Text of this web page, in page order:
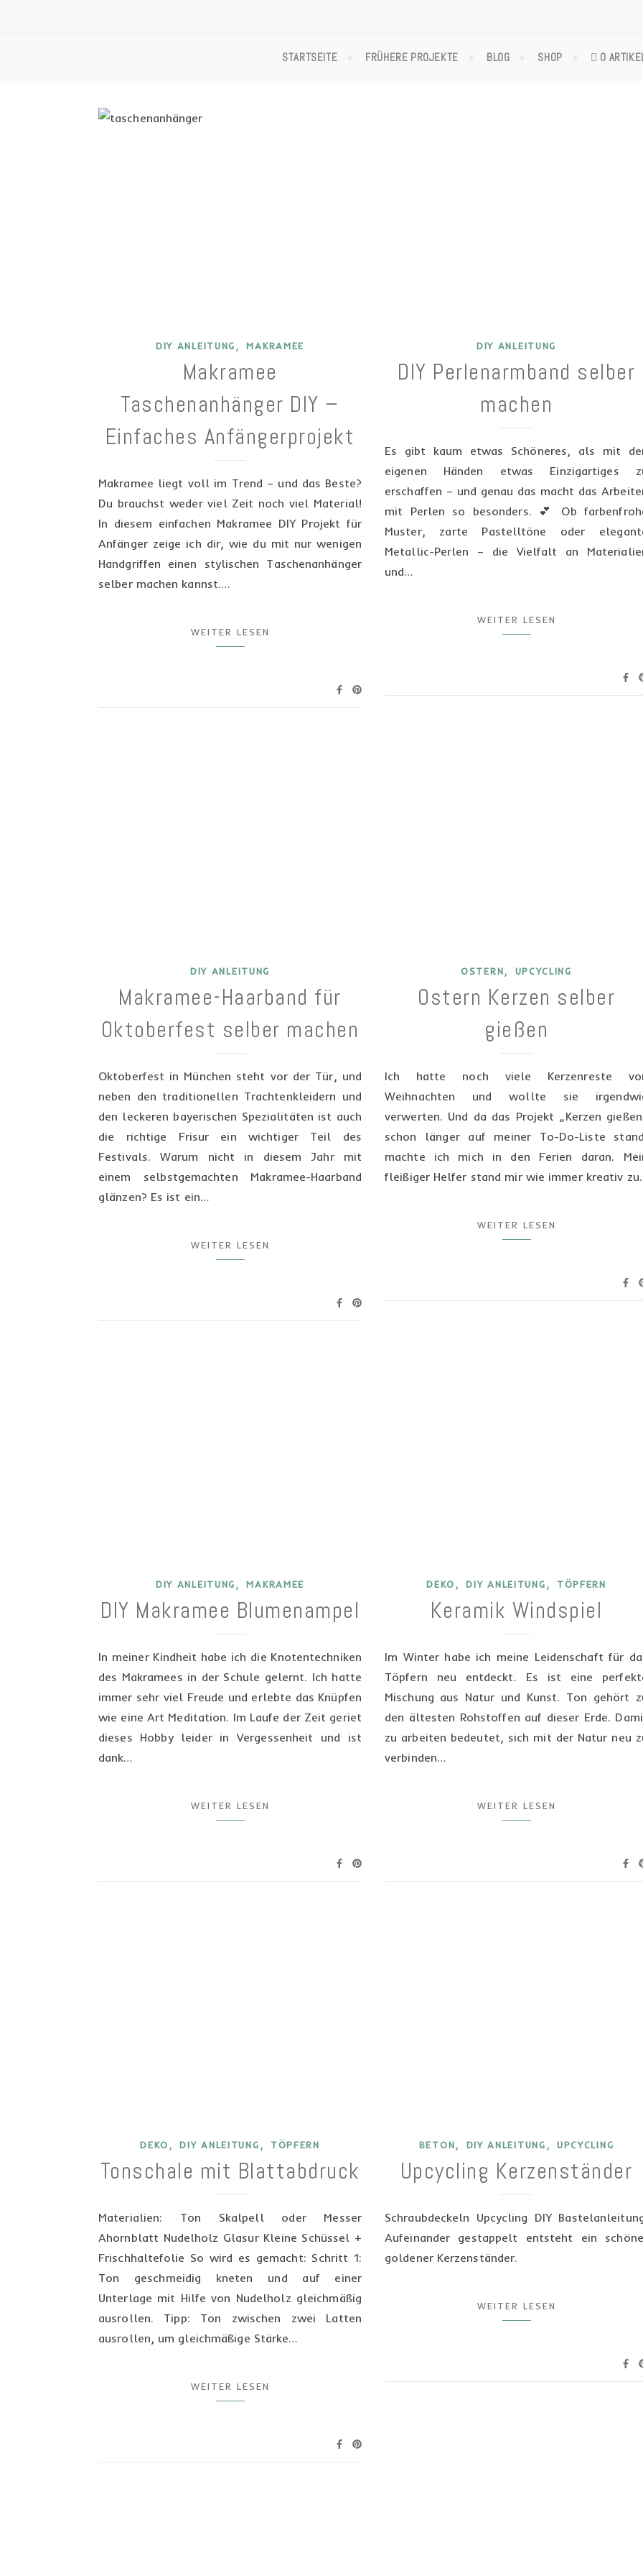
STARTSEITE FRÜHERE PROJEKTE BLOG SHOP 0
DIY ANLEITUNG ,MAKRAMEE
Makramee
Taschenanhänger DIY –
Einfaches Anfängerprojekt
Makramee liegt voll im Trend – und das Beste?
Du brauchst weder viel Zeit noch viel Material!
In diesem einfachen Makramee DIY Projekt für
Anfänger zeige ich dir, wie du mit nur wenigen
Handgriffen einen stylischen Taschenanhänger
selber machen kannst.…
WEITER LESEN
DIY ANLEITUNG
DIY Perlenarmband selber
machen
Es gibt kaum etwas Schöneres, als mit
eigenen Händen etwas Einzigartiges
erschaffen – und genau das macht das
mit Perlen so besonders. 💕 Ob
Muster, zarte Pastelltöne oder
Metallic-Perlen – die Vielfalt an
und…
WEITER LESEN
DIY ANLEITUNG
Makramee-Haarband für
Oktoberfest selber machen
Oktoberfest in München steht vor der Tür, und
neben den traditionellen Trachtenkleidern und
den leckeren bayerischen Spezialitäten ist auch
die richtige Frisur ein wichtiger Teil des
Festivals. Warum nicht in diesem Jahr mit
einem selbstgemachten Makramee-Haarband
glänzen? Es ist ein…
WEITER LESEN
OSTERN, UPCYCLING
Ostern Kerzen selber
gießen
Ich hatte noch viele Kerzenreste
Weihnachten und wollte sie
verwerten. Und da das Projekt „Kerzen
schon länger auf meiner To-Do-Liste
machte ich mich in den Ferien daran.
fleißiger Helfer stand mir wie immer kreativ
WEITER LESEN
DIY ANLEITUNG ,MAKRAMEE
DIY Makramee Blumenampel
In meiner Kindheit habe ich die Knotentechniken
des Makramees in der Schule gelernt. Ich hatte
immer sehr viel Freude und erlebte das Knüpfen
wie eine Art Meditation. Im Laufe der Zeit geriet
dieses Hobby leider in Vergessenheit und ist
dank…
WEITER LESEN
DEKO ,DIY ANLEITUNG , TÖPFERN
Keramik Windspiel
Im Winter habe ich meine Leidenschaft für
Töpfern neu entdeckt. Es ist eine
Mischung aus Natur und Kunst. Ton gehört
den ältesten Rohstoffen auf dieser Erde.
zu arbeiten bedeutet, sich mit der Natur neu
verbinden…
WEITER LESEN
DEKO ,DIY ANLEITUNG , TÖPFERN
Tonschale mit Blattabdruck
Materialien: Ton Skalpell oder Messer
Ahornblatt Nudelholz Glasur Kleine Schüssel +
Frischhaltefolie So wird es gemacht: Schritt 1:
Ton geschmeidig kneten und auf einer
Unterlage mit Hilfe von Nudelholz gleichmäßig
ausrollen. Tipp: Ton zwischen zwei Latten
ausrollen, um gleichmäßige Stärke…
WEITER LESEN
BETON, DIY ANLEITUNG , UPCYCLING
Upcycling Kerzenständer
Schraubdeckeln Upcycling DIY
Aufeinander gestappelt entsteht ein
goldener Kerzenständer.
WEITER LESEN